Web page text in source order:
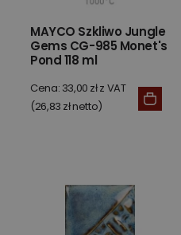
MAYCO Szkliwo Jungle
Gems CG-985 Monet's
Pond 118 ml
Cena: 33,00 zł z VAT
(26,83 zł netto)